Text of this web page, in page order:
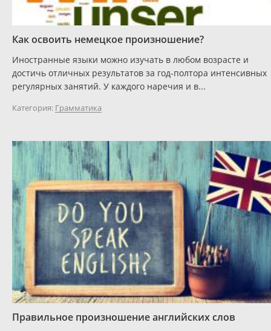
Как освоить немецкое произношение?
Иностранные языки можно изучать в любом возрасте и
достичь отличных результатов за год-полтора интенсивных
регулярных занятий. У каждого наречия и в...
Категория: Грамматика
Правильное произношение английских слов